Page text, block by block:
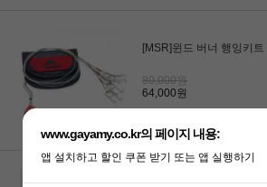
[MSR]윈드 버너 행잉키
80,000원
64,000원
www.gayamy.co.kr의 페이지 내용:
앱 설치하고 할인 쿠폰 받기 또는 앱 실행하기